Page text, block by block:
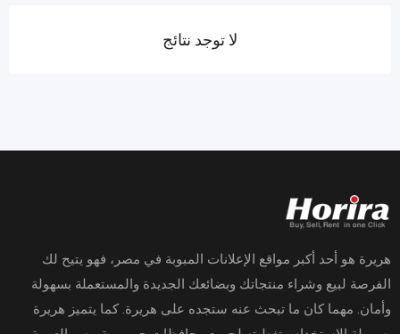
لا توجد نتائج
هريرة هو أحد أكبر مواقع الإعلانات المبوبة في مصر، فهو يتيح لك
الفرصة لبيع وشراء منتجاتك وبضائعك الجديدة والمستعملة بسهولة
وأمان. مهما كان ما تبحث عنه ستجده على هريرة. كما يتميز هريرة